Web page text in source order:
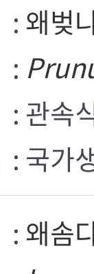
: 왜벚
:
: 관속
: 국가
: 왜솜